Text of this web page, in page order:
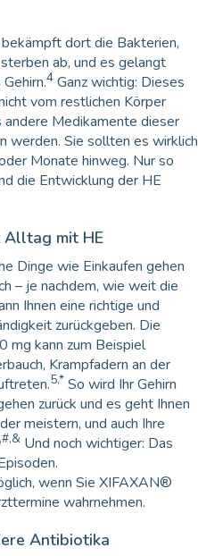
dort die Bakterien,
ab, und es gelangt
4 Ganz wichtig: Dieses
vom restlichen Körper
andere Medikamente dieser
werden. Sie sollten es wirklich
Monate hinweg. Nur so
die Entwicklung der HE
Alltag mit HE
Dinge wie Einkaufen gehen
– je nachdem, wie weit die
Ihnen eine richtige und
zurückgeben. Die
mg kann zum Beispiel
Krampfadern an der
5,* So wird Ihr Gehirn
zurück und es geht Ihnen
meistern, und auch Ihre
Und noch wichtiger: Das
wenn Sie XIFAXAN®
wahrnehmen.
Antibiotika